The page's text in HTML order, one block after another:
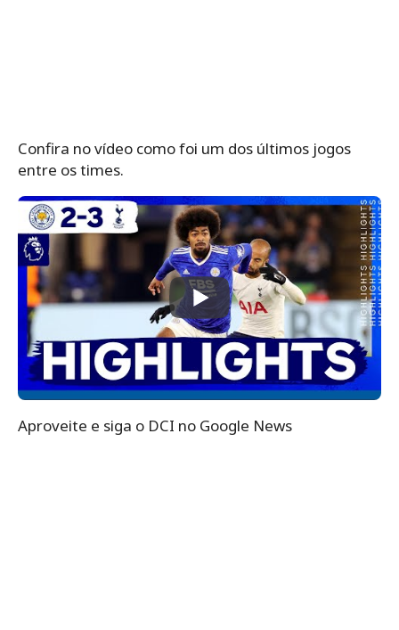
Confira no vídeo como foi um dos últimos jogos
entre os times.
Aproveite e siga o DCI no Google News